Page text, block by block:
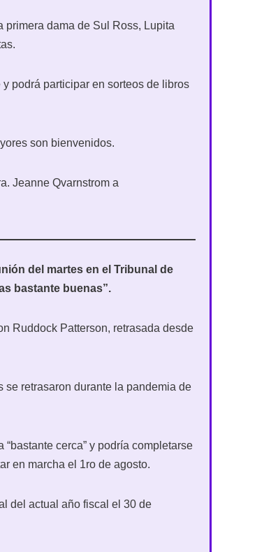
primera dama de Sul Ross, Lupita
podrá participar en sorteos de libros
son bienvenidos.
Jeanne Qvarnstrom a
del martes en el Tribunal de
bastante buenas”.
Ruddock Patterson, retrasada desde
se retrasaron durante la pandemia de
cerca” y podría completarse
en marcha el 1ro de agosto.
del actual año fiscal el 30 de